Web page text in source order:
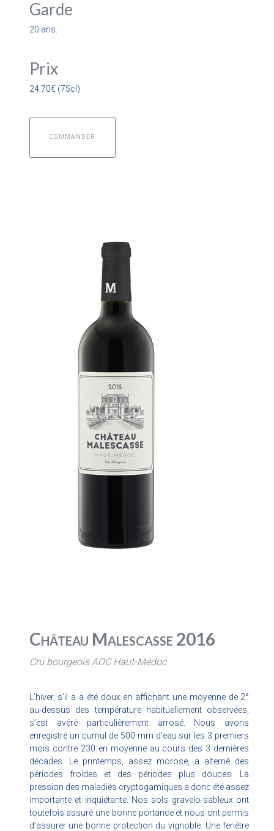
Garde
20 ans.
Prix
24.70€ (75cl)
COMMANDER
Château Malescasse 2016
Cru bourgeois AOC Haut-Médoc
L’hiver, s’il a a été doux en affichant une moyenne de 2°
au-dessus des température habituellement observées,
s’est avéré particulièrement arrosé. Nous avons
enregistré un cumul de 500 mm d’eau sur les 3 premiers
mois contre 230 en moyenne au cours des 3 dernières
décades. Le printemps, assez morose, a alterné des
périodes froides et des périodes plus douces. La
pression des maladies cryptogamiques a donc été assez
importante et inquiétante. Nos sols gravelo-sableux ont
toutefois assuré une bonne portance et nous ont permis
d’assurer une bonne protection du vignoble. Une fenêtre